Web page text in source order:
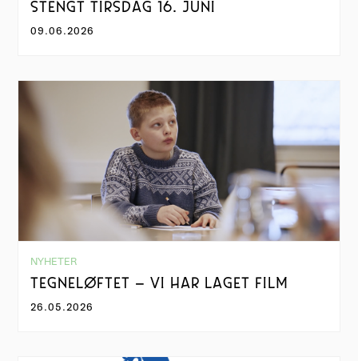
STENGT TIRSDAG 16. JUNI
09.06.2026
NYHETER
TEGNELØFTET – VI HAR LAGET FILM
26.05.2026